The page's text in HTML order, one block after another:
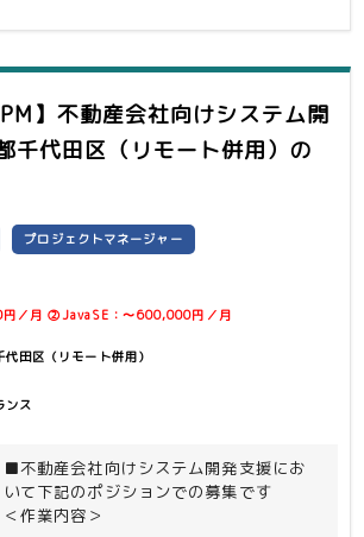
PM】不動産会社向けシステム開
千代田区（リモート併用） の
プロジェクトマネージャー
／月 ②JavaSE：〜600,000円／月
代田区（リモート併用）
ンス
■不動産会社向けシステム開発支援にお
いて下記のポジションでの募集です
＜作業内容＞